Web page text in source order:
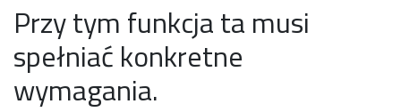
Przy tym funkcja ta musi
spełniać konkretne
wymagania.